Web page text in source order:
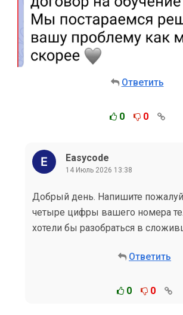
Ответить
0 0
Easycode
14 Июль 2026 13:38
Добрый день. Напишите
четыре цифры вашего номера
хотели бы разобраться в
Ответить
0 0